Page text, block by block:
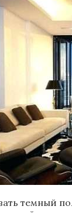
темный